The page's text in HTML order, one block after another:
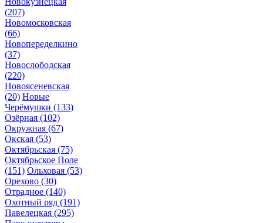
(207)
Новомосковская
(66)
Новопеределкино
(37)
Новослободская
(220)
Новоясеневская
(20) Новые
Черёмушки (133)
Озёрная (102)
Окружная (67)
Окская (53)
Октябрьская (75)
Октябрьское Поле
(151) Ольховая (53)
Орехово (30)
Отрадное (140)
Охотный ряд (191)
Павелецкая (295)